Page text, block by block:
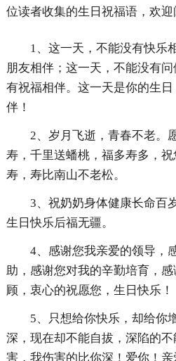
位读者收集的生日祝福语，欢迎
1、这一天，不能没有快乐
朋友相伴；这一天，不能没有
有祝福相伴。这一天是你的生
伴！
2、岁月飞逝，青春不老。
寿，千里送蟠桃，福多寿多，
寿，寿比南山不老松。
3、祝奶奶身体健康长命百
生日快乐后福无疆。
4、感谢您我亲爱的领导，
助，感谢您对我的辛勤培育，
顾，衷心的祝愿您，生日快乐！
5、只想给你快乐，却给你
深，现在却不能自拔，深陷的
害，我伤害的比你深！爱你！亲